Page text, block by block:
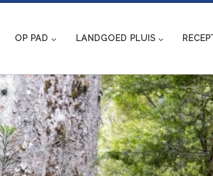
OP PAD LANDGOED PLUIS